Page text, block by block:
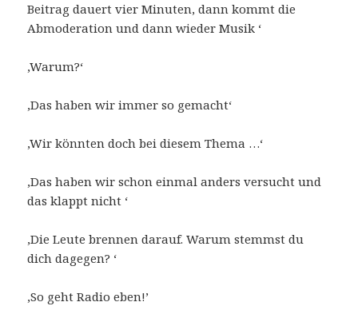
Beitrag dauert vier Minuten, dann kommt die
Abmoderation und dann wieder Musik ‘
‚Warum?‘
‚Das haben wir immer so gemacht‘
‚Wir könnten doch bei diesem Thema …‘
‚Das haben wir schon einmal anders versucht und
das klappt nicht ‘
‚Die Leute brennen darauf. Warum stemmst du
dich dagegen? ‘
‚So geht Radio eben!’